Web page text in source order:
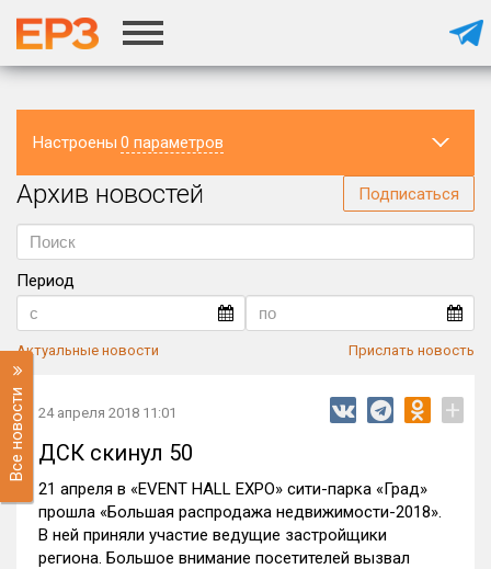
Настроены 0 параметров
Регион
Архив новостей Подписаться
Период
Актуальные новости Прислать новость
Все новости 24 апреля 2018 11:01 +
ДСК скинул 50
21 апреля в «EVENT HALL EXPO» сити-парка «Град»
прошла «Большая распродажа недвижимости-2018».
В ней приняли участие ведущие застройщики
региона. Большое внимание посетителей вызвал